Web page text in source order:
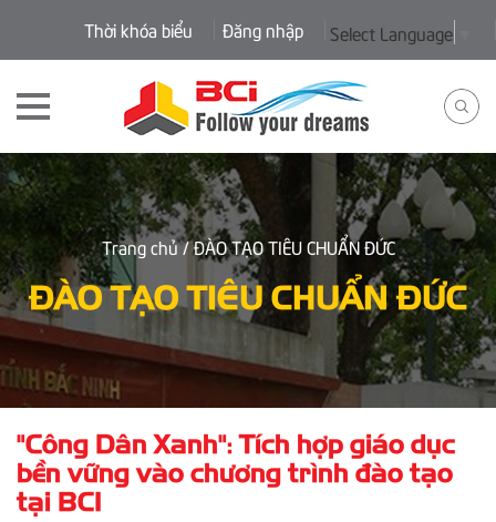
Thời khóa biểu Đăng nhập Select Language
Trang chủ/ ĐÀO TẠO TIÊU CHUẨN ĐỨC
ĐÀO TẠO TIÊU CHUẨN ĐỨC
"Công Dân Xanh": Tích hợp giáo dục
bền vững vào chương trình đào tạo
tại BCI